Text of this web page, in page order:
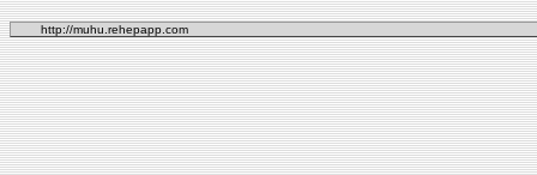
http://muhu.rehepapp.com